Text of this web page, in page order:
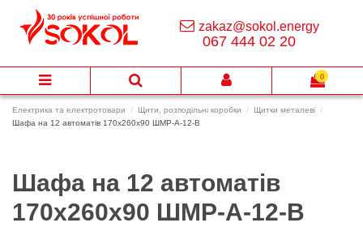
Електрика та електротовари Щити, розподільні коробки
Щитки металеві
Шафа на 12 автоматів 170х260х90 ШМР-А-12-В
Шафа на 12 автоматів
170х260х90 ШМР-А-12-В
zakaz@sokol.energy
067 444 02 20
0